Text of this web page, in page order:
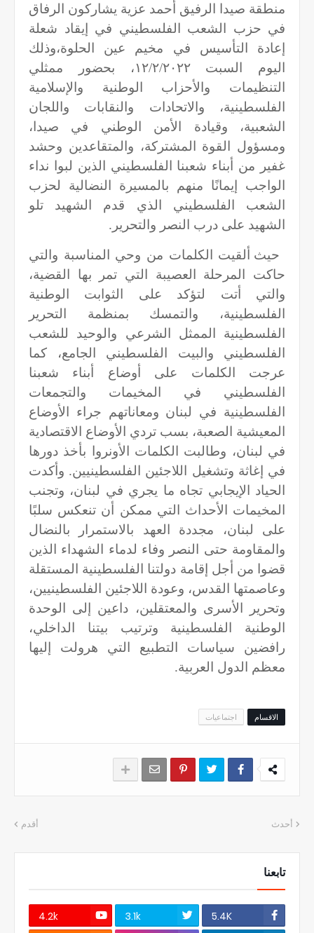
منطقة صيدا الرفيق أحمد عزية يشاركون الرفاق
في حزب الشعب الفلسطيني في إيقاد شعلة
إعادة التأسيس في مخيم عين الحلوة،وذلك
اليوم السبت ١٢/٢/٢٠٢٢، بحضور ممثلي
التنظيمات والأحزاب الوطنية والإسلامية
الفلسطينية، والاتحادات والنقابات واللجان
الشعبية، وقيادة الأمن الوطني في صيدا،
ومسؤول القوة المشتركة، والمتقاعدين وحشد
غفير من أبناء شعبنا الفلسطيني الذين لبوا نداء
الواجب إيمانًا منهم بالمسيرة النضالية لحزب
الشعب الفلسطيني الذي قدم الشهيد تلو
الشهيد على درب النصر والتحرير.
حيث ألقيت الكلمات من وحي المناسبة والتي
حاكت المرحلة العصيبة التي تمر بها القضية،
والتي أتت لتؤكد على الثوابت الوطنية
الفلسطينية، والتمسك بمنظمة التحرير
الفلسطينية الممثل الشرعي والوحيد للشعب
الفلسطيني والبيت الفلسطيني الجامع، كما
عرجت الكلمات على أوضاع أبناء شعبنا
الفلسطيني في المخيمات والتجمعات
الفلسطينية في لبنان ومعاناتهم جراء الأوضاع
المعيشية الصعبة، بسب تردي الأوضاع الاقتصادية
في لبنان، وطالبت الكلمات الأونروا بأخذ دورها
في إغاثة وتشغيل اللاجئين الفلسطينيين. وأكدت
الحياد الإيجابي تجاه ما يجري في لبنان، وتجنب
المخيمات الأحداث التي ممكن أن تنعكس سلبًا
على لبنان، مجددة العهد بالاستمرار بالنضال
والمقاومة حتى النصر وفاء لدماء الشهداء الذين
قضوا من أجل إقامة دولتنا الفلسطينية المستقلة
وعاصمتها القدس، وعودة اللاجئين الفلسطينيين،
وتحرير الأسرى والمعتقلين، داعين إلى الوحدة
الوطنية الفلسطينية وترتيب بيتنا الداخلي،
رافضين سياسات التطبيع التي هرولت إليها
معظم الدول العربية.
الاقسام اجتماعيات
أحدث أقدم
تابعنا
5.4K
3.1k
4.2k